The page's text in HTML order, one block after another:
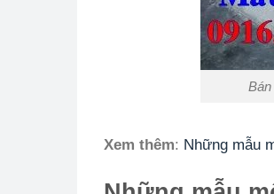
Xem thêm: Những mẫu